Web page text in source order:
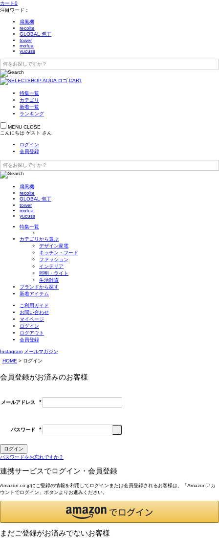
カート0
注目ワード：
扇風機
recolte
GLOBAL 包丁
tower
mofua
yucuss
CART
特集一覧
カテゴリ
新着一覧
ランキング
MENU CLOSE
こんにちは ゲスト さん
ログイン
会員登録
扇風機
recolte
GLOBAL 包丁
tower
mofua
yucuss
特集一覧
カテゴリから選ぶ
デザイン家電
キッチン・フード
ファッション
インテリア
照明・ライト
生活雑貨
ブランドから探す
新着アイテム
ご利用ガイド
お問い合わせ
マイページ
ログイン
ログアウト
会員登録
Instagram メールマガジン
HOME
ログイン
会員登録がお済みのお客様
メールアドレス
(必
パスワード
ログイン
パスワードをお忘れですか？
連携サービスでログイン・会員登録
Amazon.co.jpにご登録の情報を利用してログインまたは会員登録されるお客様は、「Amazonアカ
ウントでログイン」ボタンよりお進みください。
まだご登録がお済みでないお客様